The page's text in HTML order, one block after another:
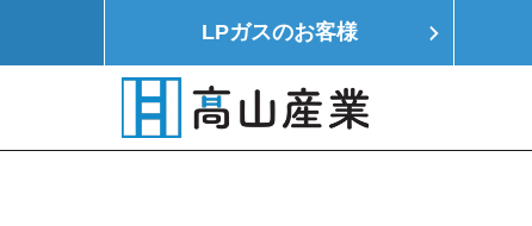
LPガスのお客様